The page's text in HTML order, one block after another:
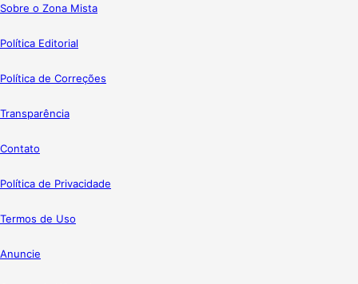
Sobre o Zona Mista
Política Editorial
Política de Correções
Transparência
Contato
Política de Privacidade
Termos de Uso
Anuncie